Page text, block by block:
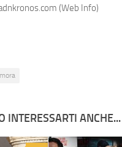
(Web Info)
INTERESSARTI ANCHE...